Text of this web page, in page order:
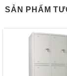
SẢN PHẨM